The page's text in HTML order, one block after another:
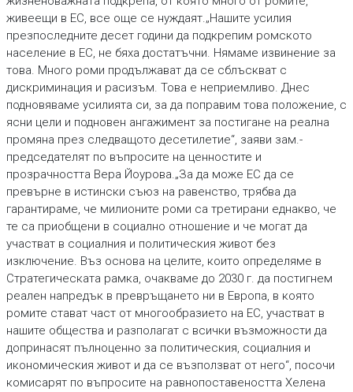
живеещи в ЕС, все още се нуждаят.„Нашите усилия
презпоследните десет години да подкрепим ромското
население в ЕС, не бяха достатъчни. Нямаме извинение за
това. Много роми продължават да се сблъскват с
дискриминация и расизъм. Това е неприемливо. Днес
подновяваме усилията си, за да поправим това положение, с
ясни цели и подновен ангажимент за постигане на реална
промяна през следващото десетилетие“, заяви зам.-
председателят по въпросите на ценностите и
прозрачността Вера Йоурова.„За да може ЕС да се
превърне в истински съюз на равенство, трябва да
гарантираме, че милионите роми са третирани еднакво, че
те са приобщени в социално отношение и че могат да
участват в социалния и политическия живот без
изключение. Въз основа на целите, които определяме в
Стратегическата рамка, очакваме до 2030 г. да постигнем
реален напредък в превръщането ни в Европа, в която
ромите стават част от многообразието на ЕС, участват в
нашите общества и разполагат с всички възможности да
допринасят пълноценно за политическия, социалния и
икономическия живот и да се възползват от него“, посочи
комисарят по въпросите на равнопоставеността Хелена